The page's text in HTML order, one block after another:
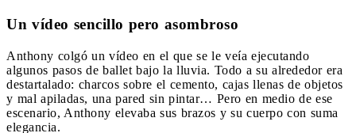
Un vídeo sencillo pero asombroso
Anthony colgó un vídeo en el que se le veía ejecutando
algunos pasos de ballet bajo la lluvia. Todo a su alrededor era
destartalado: charcos sobre el cemento, cajas llenas de objetos
y mal apiladas, una pared sin pintar… Pero en medio de ese
escenario, Anthony elevaba sus brazos y su cuerpo con suma
elegancia.